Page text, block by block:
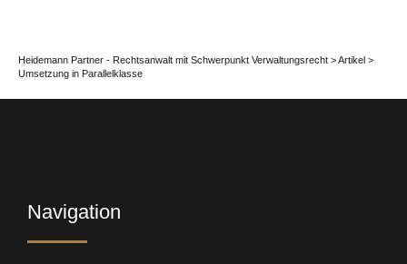
Heidemann Partner - Rechtsanwalt mit Schwerpunkt Verwaltungsrecht >Artikel >
Umsetzung in Parallelklasse
Navigation